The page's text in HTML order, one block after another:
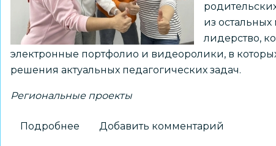
региона»
из
лидерство,
электронные портфолио и видеоролики, в
решения актуальных педагогических задач.
Региональные проекты
Подробнее Добавить комментарий